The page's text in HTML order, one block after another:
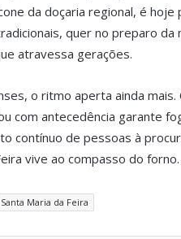
da doçaria regional, é
quer no preparo da
atravessa gerações.
o ritmo aperta ainda
com antecedência garante
contínuo de pessoas à
vive ao compasso do forno.
Santa Maria da Feira